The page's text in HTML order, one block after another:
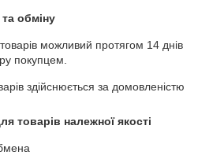
обміну
можливий протягом 14 днів
покупцем.
здійснюється за домовленістю
товарів належної якості